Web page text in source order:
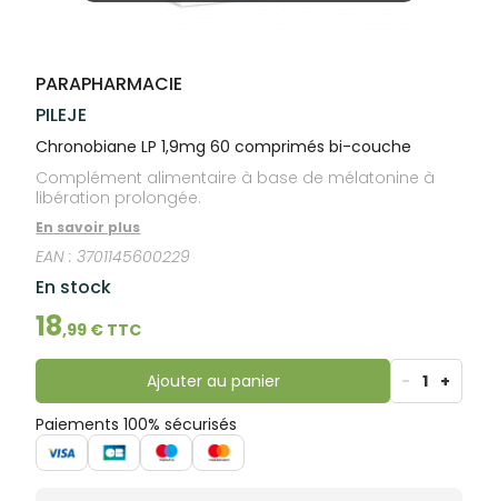
PARAPHARMACIE
PILEJE
Chronobiane LP 1,9mg 60 comprimés bi-couche
Complément alimentaire à base de mélatonine à
libération prolongée.
En savoir plus
EAN :3701145600229
En stock
18,99 € TTC
Ajouter au panier - 1 +
Paiements 100% sécurisés